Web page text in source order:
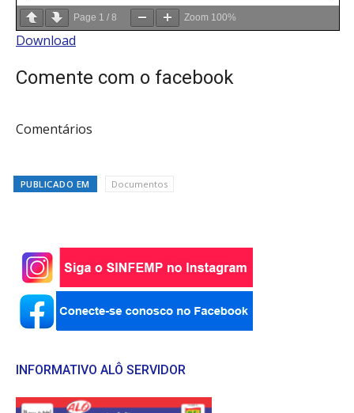
Page 1 / 8 Zoom 100%
Download
Comente com o facebook
Comentários
PUBLICADO EM Documentos
INFORMATIVO ALÔ SERVIDOR